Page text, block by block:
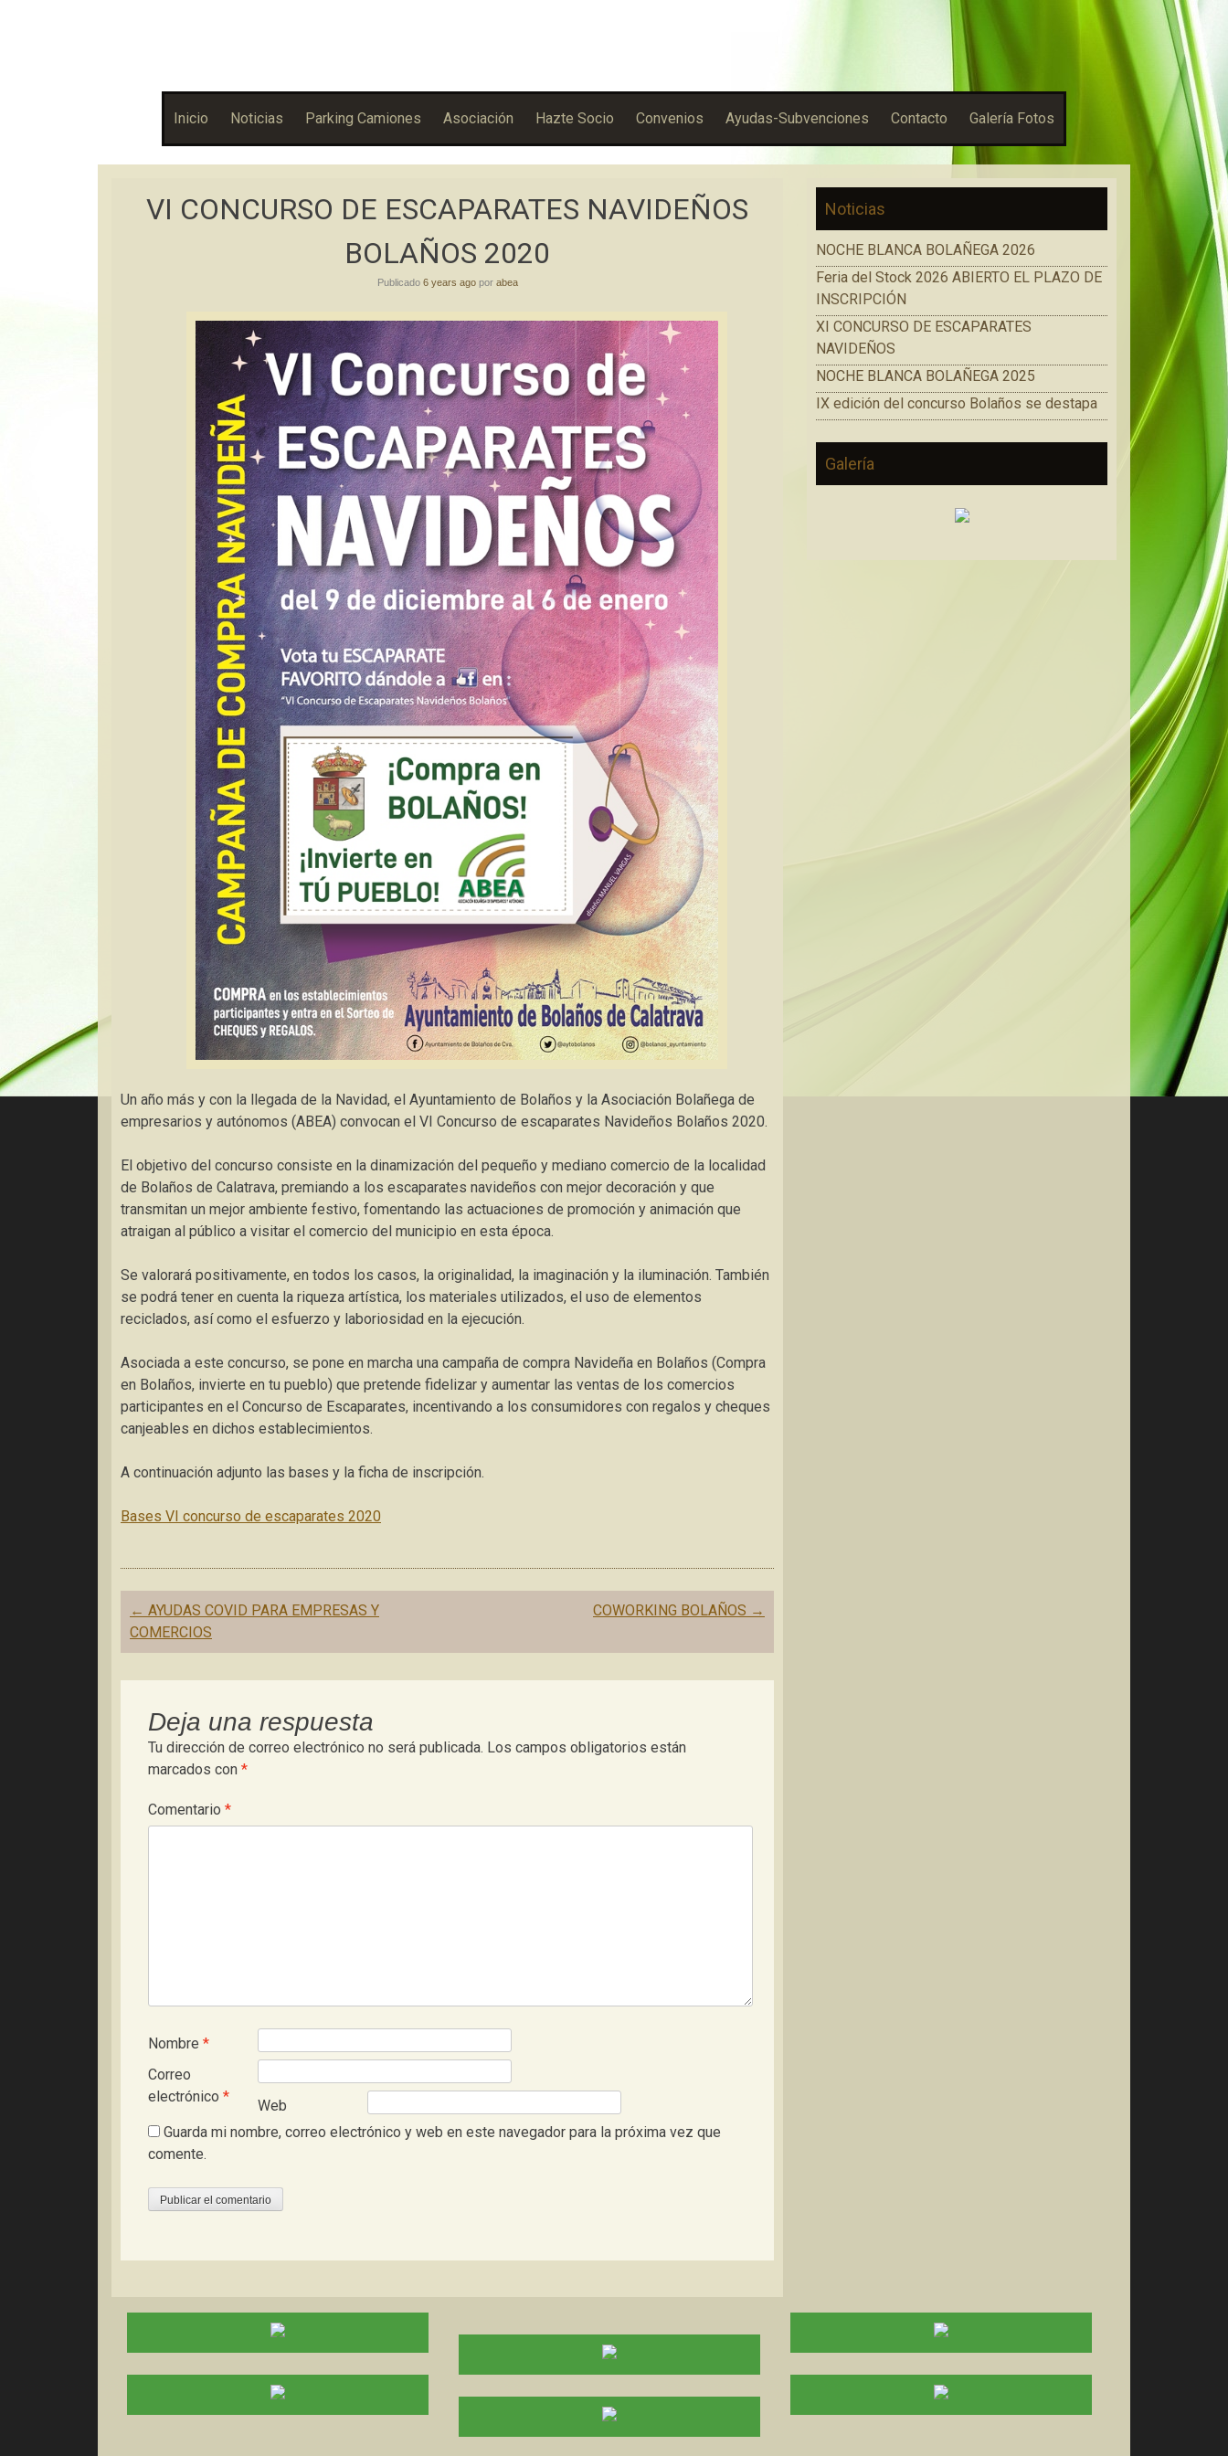
Inicio Noticias Parking Camiones Asociación Hazte Socio Convenios Ayudas-Subvenciones Contacto Galería Fotos
VI CONCURSO DE ESCAPARATES NAVIDEÑOS
BOLAÑOS 2020
Publicado 6 years agopor abea
Un año más y con la llegada de la Navidad, el Ayuntamiento de Bolaños y la Asociación Bolañega de
empresarios y autónomos (ABEA) convocan el VI Concurso de escaparates Navideños Bolaños 2020.
El objetivo del concurso consiste en la dinamización del pequeño y mediano comercio de la localidad
de Bolaños de Calatrava, premiando a los escaparates navideños con mejor decoración y que
transmitan un mejor ambiente festivo, fomentando las actuaciones de promoción y animación que
atraigan al público a visitar el comercio del municipio en esta época.
Se valorará positivamente, en todos los casos, la originalidad, la imaginación y la iluminación. También
se podrá tener en cuenta la riqueza artística, los materiales utilizados, el uso de elementos
reciclados, así como el esfuerzo y laboriosidad en la ejecución.
Asociada a este concurso, se pone en marcha una campaña de compra Navideña en Bolaños (Compra
en Bolaños, invierte en tu pueblo) que pretende fidelizar y aumentar las ventas de los comercios
participantes en el Concurso de Escaparates, incentivando a los consumidores con regalos y cheques
canjeables en dichos establecimientos.
A continuación adjunto las bases y la ficha de inscripción.
Bases VI concurso de escaparates 2020
Navegación
de
entradas
← AYUDAS COVID PARA EMPRESAS Y
COMERCIOS
COWORKING BOLAÑOS →
Deja una respuesta
Tu dirección de correo electrónico no será publicada. Los campos obligatorios están
marcados con *
Comentario *
Nombre *
Correo
electrónico *
Web
Guarda mi nombre, correo electrónico y web en este navegador para la próxima vez que
comente.
Noticias
NOCHE BLANCA BOLAÑEGA 2026
Feria del Stock 2026 ABIERTO EL PLAZO DE
INSCRIPCIÓN
XI CONCURSO DE ESCAPARATES
NAVIDEÑOS
NOCHE BLANCA BOLAÑEGA 2025
IX edición del concurso Bolaños se destapa
Galería